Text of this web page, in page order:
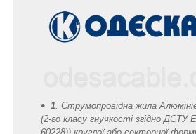
1 . Струмопровідна жила
(2-го класу гнучкості згідно ДСТУ